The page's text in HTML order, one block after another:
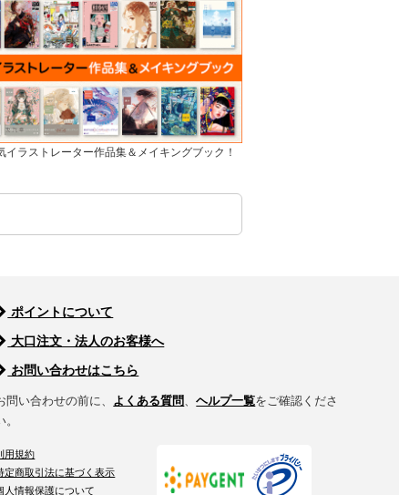
イラストレーター作品集＆メイキングブック！
ポイントについて
大口注文・法人のお客様へ
お問い合わせはこちら
問い合わせの前に、 よくある質問 、ヘルプ一覧をご確認くださ
。
用規約
定商取引法に基づく表示
人情報保護について